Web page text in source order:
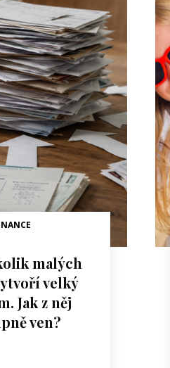
malých
velký
Jak z něj
ven?